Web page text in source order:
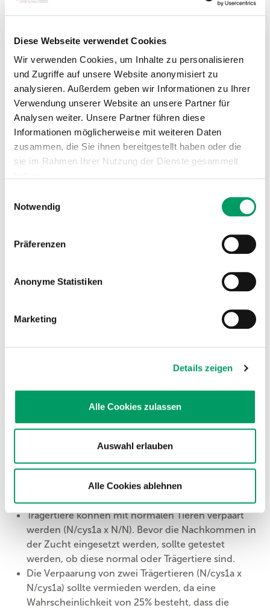
Diese Webseite verwendet Cookies
Wir verwenden Cookies, um Inhalte zu personalisieren
und Zugriffe auf unsere Website anonymisiert zu
analysieren. Außerdem geben wir Informationen zu Ihrer
Verwendung unserer Website an unsere Partner für
Analysen weiter. Unsere Partner führen diese
Informationen möglicherweise mit weiteren Daten
zusammen, die Sie ihnen bereitgestellt haben oder die
sie im Rahmen Ihrer Nutzung der Dienste gesammelt
Impressum
Notwendig
Präferenzen
Anonyme Statistiken
Marketing
Details zeigen
Alle Cookies zulassen
Auswahl erlauben
Alle Cookies ablehnen
eines einzelnen Basenpaares (c.586C>T) im Exon 2 des
SLC3A1Gens.
Test imShop
Genotyp und Laborbefund
→ Die Krankheit tritt nur auf, wenn beide Allele des
Hunde, die nur ein Allel mit der auslösenden Mutation
haben (N/cys1a ), sind klinisch gesunde Trägertiere.
Genotypen:
Der Hund besitzt keine Anlagen für
und kann
betroffen
weitergegeben. Die Nachkommen sind Träger oder
Empfehlungen für die Zucht
Trägertiere können mit normalen Tieren verpaart
werden (N/cys1a x N/N). Bevor die Nachkommen in
der Zucht eingesetzt werden, sollte getestet
werden, ob diese normal oder Trägertiere sind.
Die Verpaarung von zwei Trägertieren (N/cys1a x
N/cys1a) sollte vermieden werden, da eine
Wahrscheinlichkeit von 25% besteht, dass die